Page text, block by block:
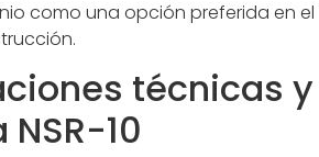
como una opción preferida en el
técnicas y
10